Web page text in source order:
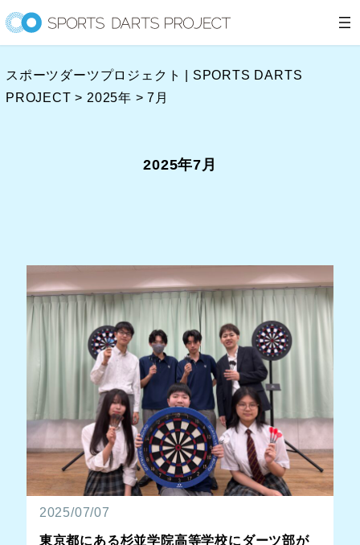
内
容
ス
キ
スポーツダーツプロジェクト | SPORTS DARTS
PROJECT > 2025年 >7月
2025年7月
2025/07/07
東京都にある杉並学院高等学校にダーツ部が